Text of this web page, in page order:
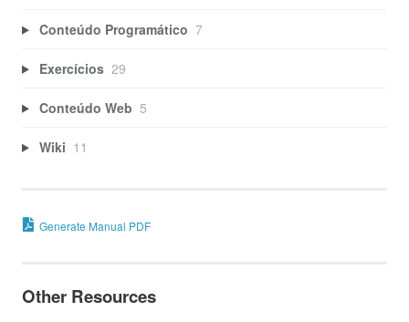
Conteúdo Programático 7
Exercícios 29
Conteúdo Web 5
Wiki 11
Generate Manual PDF
Other Resources